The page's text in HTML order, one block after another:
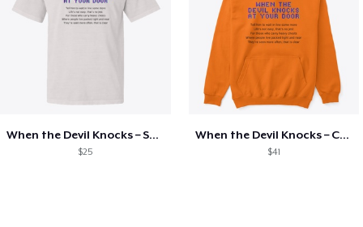
When the Devil Knocks – Statement Tee
$25
When the Devil Knocks – Cyberpunk Hoodie
$41